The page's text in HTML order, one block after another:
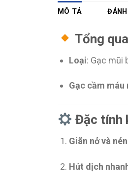
MÔ TẢ
Tổng
Loại: Gạc mũi
Gạc cầm máu
Đặc tính
Giãn nở và
Hút dịch